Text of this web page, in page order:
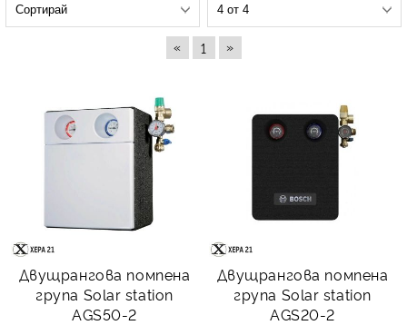
« 1 »
Двущрангова помпена
група Solar station
AGS50-2
Двущрангова помпена
група Solar station
AGS20-2